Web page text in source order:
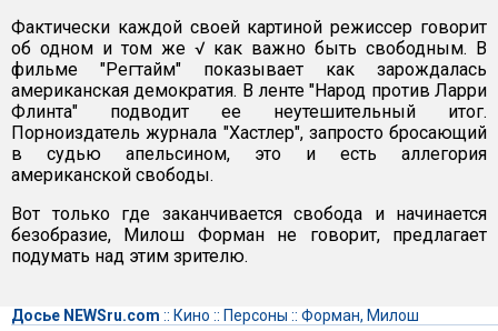
Фактически каждой своей картиной режиссер говорит
об одном и том же √ как важно быть свободным. В
фильме "Регтайм" показывает как зарождалась
американская демократия. В ленте "Народ против Ларри
Флинта" подводит ее неутешительный итог.
Порноиздатель журнала "Хастлер", запросто бросающий
в судью апельсином, это и есть аллегория
американской свободы.
Вот только где заканчивается свобода и начинается
безобразие, Милош Форман не говорит, предлагает
подумать над этим зрителю.
Досье NEWSru.com :: Кино :: Персоны :: Форман, Милош